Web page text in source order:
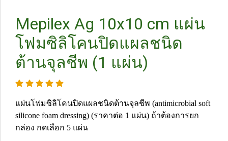
Mepilex Ag 10x10 cm แผ่น
โฟมซิลิโคนปิดแผลชนิด
ต้านจุลชีพ (1 แผ่น)
แผ่นโฟมซิลิโคนปิดแผลชนิดต้านจุลชีพ (antimicrobial soft
silicone foam dressing) (ราคาต่อ 1 แผ่น) ถ้าต้องการยก
กล่อง กดเลือก 5 แผ่น